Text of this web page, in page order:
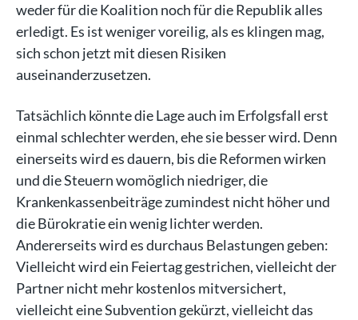
weder für die Koalition noch für die Republik alles
erledigt. Es ist weniger voreilig, als es klingen mag,
sich schon jetzt mit diesen Risiken
auseinanderzusetzen.
Tatsächlich könnte die Lage auch im Erfolgsfall erst
einmal schlechter werden, ehe sie besser wird. Denn
einerseits wird es dauern, bis die Reformen wirken
und die Steuern womöglich niedriger, die
Krankenkassenbeiträge zumindest nicht höher und
die Bürokratie ein wenig lichter werden.
Andererseits wird es durchaus Belastungen geben:
Vielleicht wird ein Feiertag gestrichen, vielleicht der
Partner nicht mehr kostenlos mitversichert,
vielleicht eine Subvention gekürzt, vielleicht das